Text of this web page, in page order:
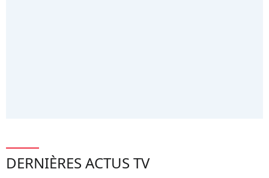
DERNIÈRES ACTUS TV